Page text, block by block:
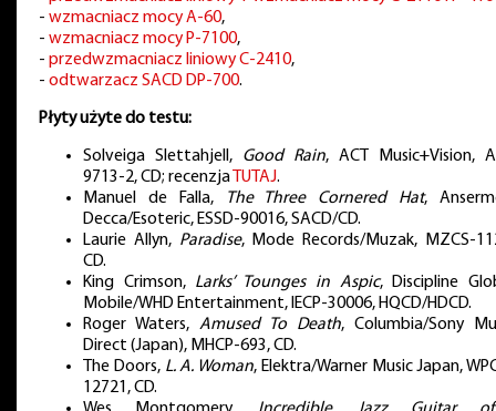
- wzmacniacz mocy A-60,
- wzmacniacz mocy P-7100,
- przedwzmacniacz liniowy C-2410,
- odtwarzacz SACD DP-700.
Płyty użyte do testu:
Solveiga Slettahjell, Good Rain, ACT Music+Vision,
9713-2, CD; recenzjaTUTAJ.
Manuel de Falla,
The Three Cornered Hat,
Decca/Esoteric, ESSD-90016, SACD/CD.
Laurie Allyn, Paradise, Mode Records/Muzak, MZCS-
CD.
King Crimson, Larks’ Tounges in Aspic, Discipline
Mobile/WHD Entertainment, IECP-30006, HQCD/HDCD.
Roger Waters, Amused To Death, Columbia/Sony
Direct (Japan), MHCP-693, CD.
The Doors, L. A. Woman, Elektra/Warner Music Japan,
12721, CD.